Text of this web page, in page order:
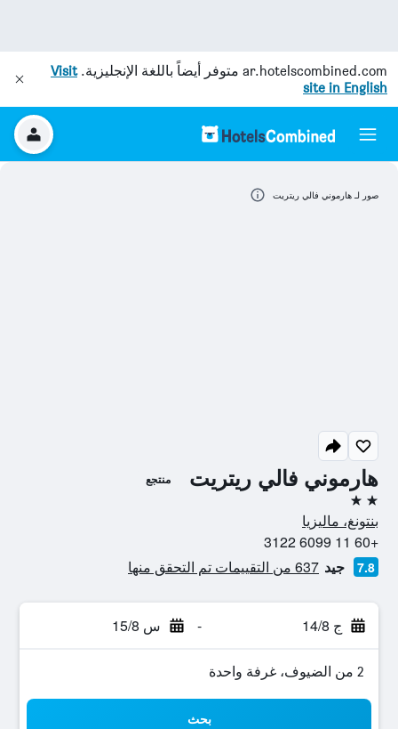
ar.hotelscombined.com متوفر أيضاً باللغة الإنجليزية.Visit
site in English
هارموني فالي ريتريت منتجع
2 نجمتين
بنتونغ، ماليزيا
+60 11 6099 3122
7.8 جيد 637 من التقييمات تم التحقق منها
ج 14/8 - س 15/8
2 من الضيوف، غرفة واحدة
بحث
صور لـ هارموني فالي ريتريت